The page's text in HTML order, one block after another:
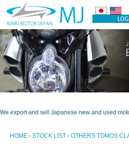
We export and sell Japanese new and used
HOME › STOCK LIST › OTHERS TOMOS